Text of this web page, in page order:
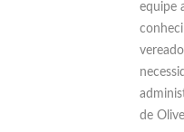
equipe
de